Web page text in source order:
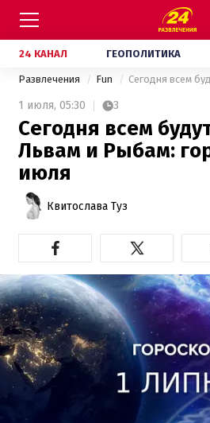
24 КАНАЛ ГЕОПОЛИТИКА
Развлечения Fun
1 июля, 05:30 3
Сегодня всем
Львам и Рыбам:
июля
Квитослава Туз